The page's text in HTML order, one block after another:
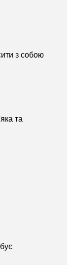
з собою
та